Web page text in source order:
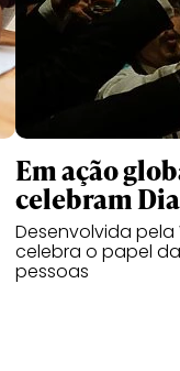
Em ação
celebram
Desenvolvida
celebra o papel
pessoas